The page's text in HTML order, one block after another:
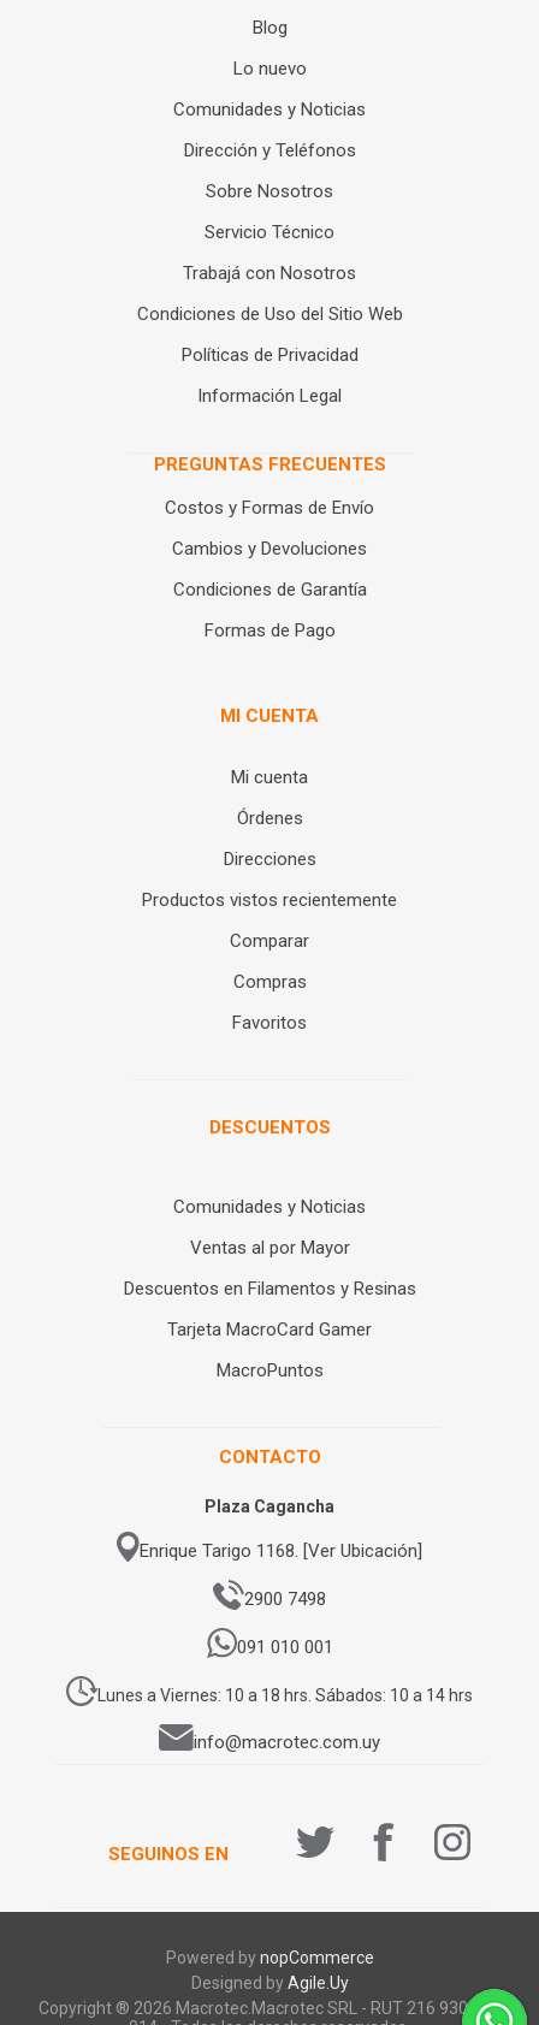
Blog
Lo nuevo
Comunidades y Noticias
Dirección y Teléfonos
Sobre Nosotros
Servicio Técnico
Trabajá con Nosotros
Condiciones de Uso del Sitio Web
Políticas de Privacidad
Información Legal
PREGUNTAS FRECUENTES
Costos y Formas de Envío
Cambios y Devoluciones
Condiciones de Garantía
Formas de Pago
MI CUENTA
Mi cuenta
Órdenes
Direcciones
Productos vistos recientemente
Comparar
Compras
Favoritos
DESCUENTOS
Comunidades y Noticias
Ventas al por Mayor
Descuentos en Filamentos y Resinas
Tarjeta MacroCard Gamer
MacroPuntos
CONTACTO
Plaza Cagancha
Enrique Tarigo 1168. [Ver Ubicación]
2900 7498
091 010 001
Lunes a Viernes: 10 a 18 hrs. Sábados: 10 a 14 hrs
info@macrotec.com.uy
SEGUINOS EN
Powered bynopCommerce
Designed byAgile.Uy
Copyright ® 2026 Macrotec.Macrotec SRL - RUT 216 930 920